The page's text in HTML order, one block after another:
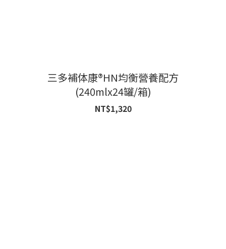
三多補体康®HN均衡營養配方
(240mlx24罐/箱)
NT$1,320